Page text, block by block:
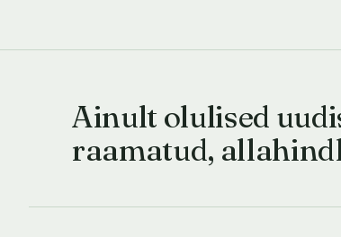
Ainult olulised
raamatud,